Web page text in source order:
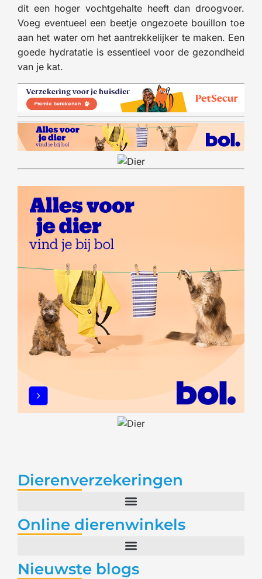
dit een hoger vochtgehalte heeft dan droogvoer.
Voeg eventueel een beetje ongezoete bouillon toe
aan het water om het aantrekkelijker te maken. Een
goede hydratatie is essentieel voor de gezondheid
van je kat.
Dierenverzekeringen
Online dierenwinkels
Nieuwste blogs